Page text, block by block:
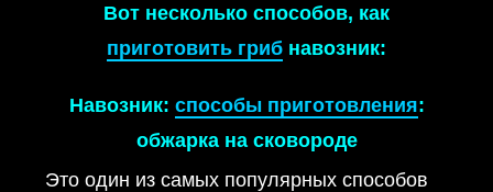
Вот несколько способов, как
приготовить гриб навозник:
Навозник: способы приготовления:
обжарка на сковороде
Это один из самых популярных способов